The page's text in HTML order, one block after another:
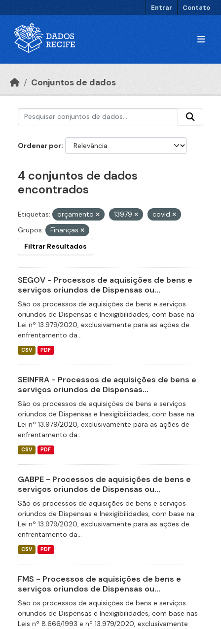
Entrar Contato
Conjuntos de dados
Ordenar por
4 conjuntos de dados
encontrados
Etiquetas: orçamento 13979
covid
Grupos:
Finanças
Filtrar Resultados
SEGOV - Processos de aquisições de bens e
serviços oriundos de Dispensas ou...
São os processos de aquisições de bens e serviços
oriundos de Dispensas e Inexigibilidades, com base na
Lei nº 13.979/2020, exclusivamente para as ações de
enfrentamento da...
CSV PDF
SEINFRA - Processos de aquisições de bens e
serviços oriundos de Dispensas...
São os processos de aquisições de bens e serviços
oriundos de Dispensas e Inexigibilidades, com base na
Lei nº 13.979/2020, exclusivamente para as ações de
enfrentamento da...
CSV PDF
GABPE - Processos de aquisições de bens e
serviços oriundos de Dispensas ou...
São os processos de aquisições de bens e serviços
oriundos de Dispensas e Inexigibilidades, com base na
Lei nº 13.979/2020, exclusivamente para as ações de
enfrentamento da...
CSV PDF
FMS - Processos de aquisições de bens e
serviços oriundos de Dispensas ou...
São os processos de aquisições de bens e serviços
oriundos de Dispensas e Inexigibilidades, com base nas
Leis nº 8.666/1993 e nº 13.979/2020, exclusivamente